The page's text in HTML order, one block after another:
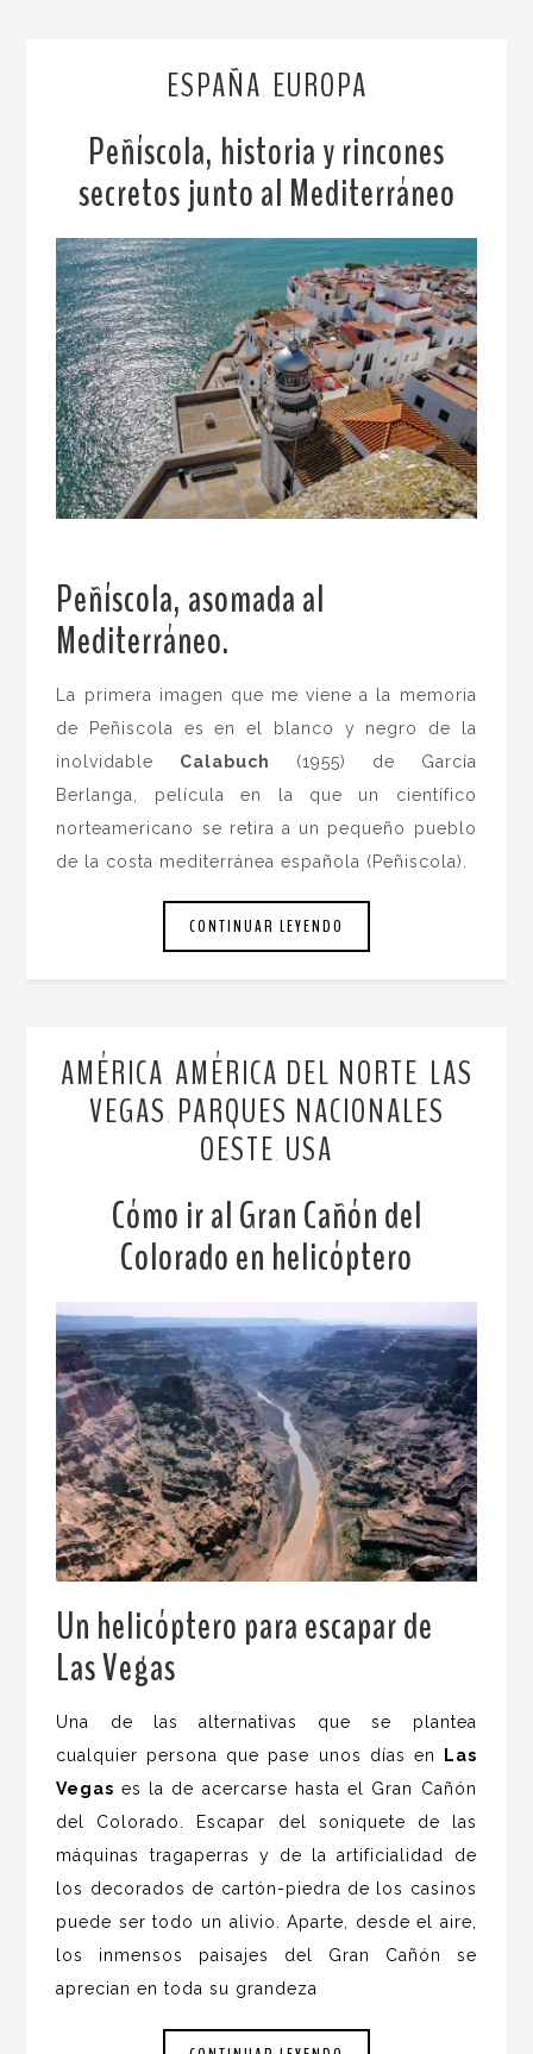
ESPAÑA EUROPA
Peñíscola, historia y rincones
secretos junto al Mediterráneo
Peñíscola, asomada al
Mediterráneo.
La primera imagen que me viene a la memoria
de Peñiscola es en el blanco y negro de la
inolvidable Calabuch (1955) de García
Berlanga, película en la que un científico
norteamericano se retira a un pequeño pueblo
de la costa mediterránea española (Peñiscola).
CONTINUAR LEYENDO
AMÉRICA AMÉRICA DEL NORTE LAS
VEGAS PARQUES NACIONALES
OESTE USA
Cómo ir al Gran Cañón del
Colorado en helicóptero
Un helicóptero para escapar de
Las Vegas
Una de las alternativas que se plantea
cualquier persona que pase unos días en
Las
Vegas es la de acercarse hasta el Gran Cañón
del Colorado. Escapar del soniquete de las
máquinas tragaperras y de la artificialidad de
los decorados de cartón-piedra de los casinos
puede ser todo un alivio. Aparte, desde el aire,
los inmensos paisajes del Gran Cañón se
aprecian en toda su grandeza